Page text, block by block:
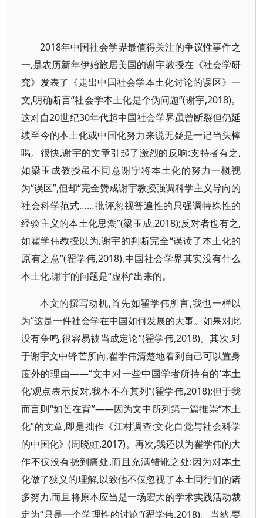
2018年中国社会学界最值得关注的争议性事件之
一,是农历新年伊始旅居美国的谢宇教授在《社会学研
究》发表了《走出中国社会学本土化讨论的误区》一
文,明确断言“社会学本土化是个伪问题”(谢宇,2018)。
这对自20世纪30年代起中国社会学界虽曾断裂但仍延
续至今的本土化或中国化努力来说无疑是一记当头棒
喝。很快,谢宇的文章引起了激烈的反响:支持者有之,
如梁玉成教授虽不同意谢宇将本土化的努力一概视
为“误区”,但却“完全赞成谢宇教授强调科学主义导向的
社会科学范式……批评忽视普遍性的只强调特殊性的
经验主义的本土化思潮”(梁玉成,2018);反对者也有之,
如翟学伟教授以为,谢宇的判断完全“误读了本土化的
原有之意”(翟学伟,2018),中国社会学界其实没有什么
本土化,谢宇的问题是“虚构”出来的。
本文的撰写动机,首先如翟学伟所言,我也一样以
为“这是一件社会学在中国如何发展的大事。如果对此
没有争鸣,很容易被当成定论”(翟学伟,2018)。其次,对
于谢宇文中锋芒所向,翟学伟清楚地看到自己可以置身
度外的理由——“文中对一些中国学者所持有的‘本土
化’观点表示反对,我本不在其列”(翟学伟,2018);但于我
而言则“如芒在背”——因为文中所列第一篇推崇“本土
化”的文章,即是拙作《江村调查:文化自觉与社会科学
的中国化》(周晓虹,2017)。再次,我还以为翟学伟的大
作不仅没有挠到痛处,而且充满错讹之处:因为对本土
化做了狭义的理解,以致他不仅忽视了本土同行们的诸
多努力,而且将原本应当是一场宏大的学术实践活动裁
定为“只是一个学理性的讨论”(翟学伟,2018)。当然,要